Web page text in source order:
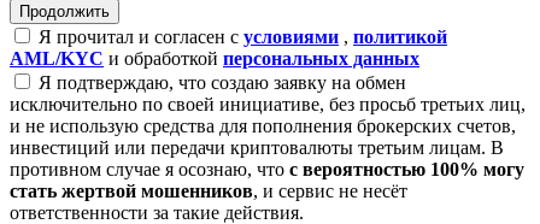
Я прочитал и согласен с условиями , политикой
AML/KYC и обработкой персональных данных
Я подтверждаю, что создаю заявку на обмен
исключительно по своей инициативе, без просьб третьих лиц,
и не использую средства для пополнения брокерских счетов,
инвестиций или передачи криптовалюты третьим лицам. В
противном случае я осознаю, что с вероятностью 100% могу
стать жертвой мошенников, и сервис не несёт
ответственности за такие действия.